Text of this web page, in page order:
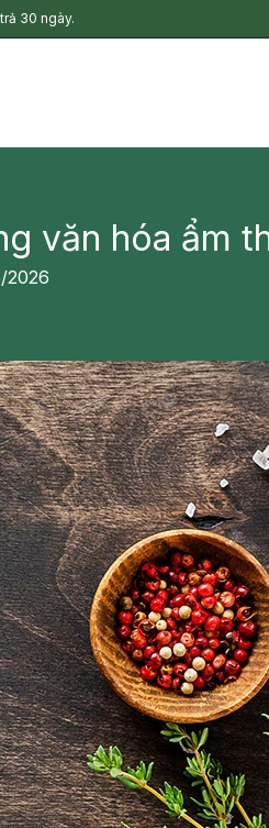
30 ngày.
văn hóa ẩm
2026